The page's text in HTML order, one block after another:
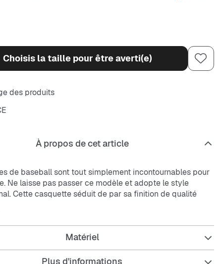
Choisis la taille pour être averti(e)
des produits
À propos de cet article
de baseball sont tout simplement incontournables pour
Ne laisse pas passer ce modèle et adopte le style
Cette casquette séduit de par sa finition de qualité
look assez branché. Montre à tout le monde à quel point
tes veines !
:
Matériel
Plus d'informations